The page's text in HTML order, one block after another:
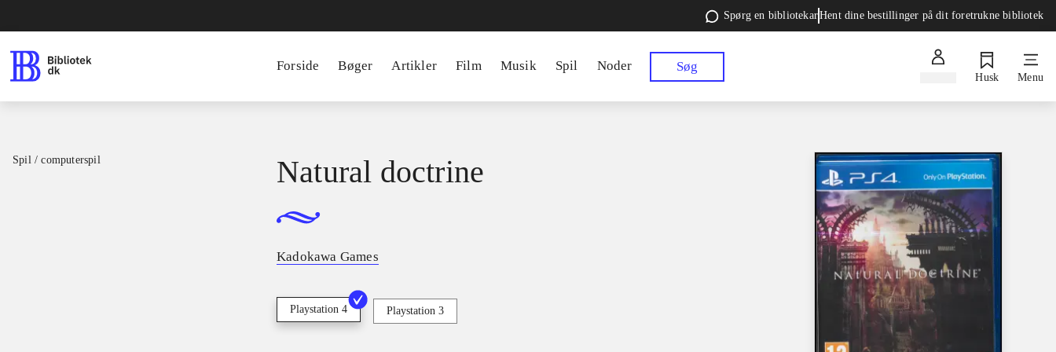
Spørg en bibliotekarHent dine bestillinger på dit foretrukne bibliotek
Forside Bøger Artikler Film Musik Spil Noder Søg
Husk Menu
Spil / computerspil Natural doctrine
Kadokawa Games
Playstation 4 Playstation 3